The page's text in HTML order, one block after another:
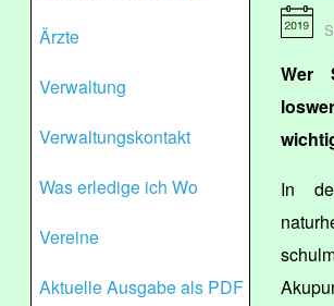
Ärzte
Verwaltung
Verwaltungskontakt
Was erledige ich Wo
Vereine
Aktuelle Ausgabe als PDF
Wer
In